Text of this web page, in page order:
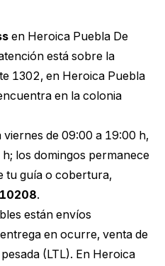
en Heroica Puebla De
está sobre la
1302, en Heroica Puebla
en la colonia
viernes de 09:00 a 19:00 h,
los domingos permanece
tu guía o cobertura,
.
están envíos
en ocurre, venta de
(LTL). En Heroica